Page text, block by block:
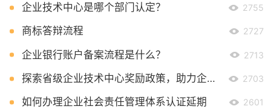
企业技术中心是哪个部门认定？ 2755
商标答辩流程 2727
企业银行账户备案流程是什么？ 2713
探索省级企业技术中心奖励政策，助力企业创新发展 2703
如何办理企业社会责任管理体系认证延期 2601